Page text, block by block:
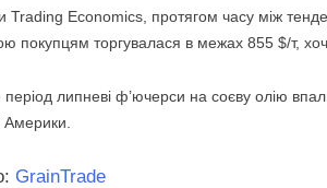
Trading Economics, протягом часу між
покупцям торгувалася в межах 855 $/т,
липневі ф’ючерси на соєву олію
Америки.
GrainTrade